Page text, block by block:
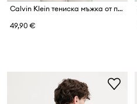
Calvin Klein тениска мъжка от памук
49,90 €